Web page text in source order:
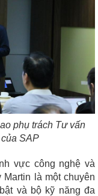
phụ trách Tư vấn
SAP
vực công nghệ và
là một chuyên
và bộ kỹ năng đa